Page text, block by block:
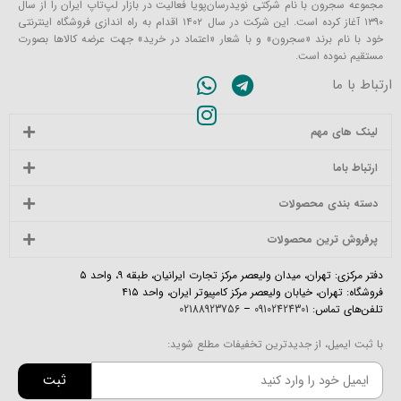
مجموعه سجرون با نام شرکتی نویدرسان‌پویا فعالیت در بازار لپ‌تاپ ایران را از سال
۱۳۹۰ آغاز کرده است. این شرکت در سال ۱۴۰۲ اقدام به راه اندازی فروشگاه اینترنتی
خود با نام برند «سجرون» و با شعار «اعتماد در خرید» جهت عرضه کالاها بصورت
مستقیم نموده است.
ارتباط با ما
لینک های مهم
ارتباط باما
دسته بندی محصولات
پرفروش ترین محصولات
دفتر مرکزی: تهران، میدان ولیعصر مرکز تجارت ایرانیان، طبقه ۹، واحد ۵
فروشگاه: تهران، خیابان ولیعصر مرکز کامپیوتر ایران، واحد ۴۱۵
تلفن‌های تماس: 09102424301
–
02188923756
با ثبت ایمیل، از جدیدترین تخفیفات مطلع شوید:
ثبت